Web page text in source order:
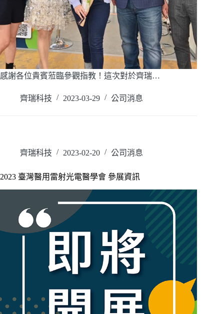
感謝各位貴賓蒞臨參觀指教！這次對於齊瑞…
齊瑞科技 2023-03-29 公司消息
齊瑞科技 2023-02-20 公司消息
2023 臺灣醫用雷射光電醫學會 參展資訊